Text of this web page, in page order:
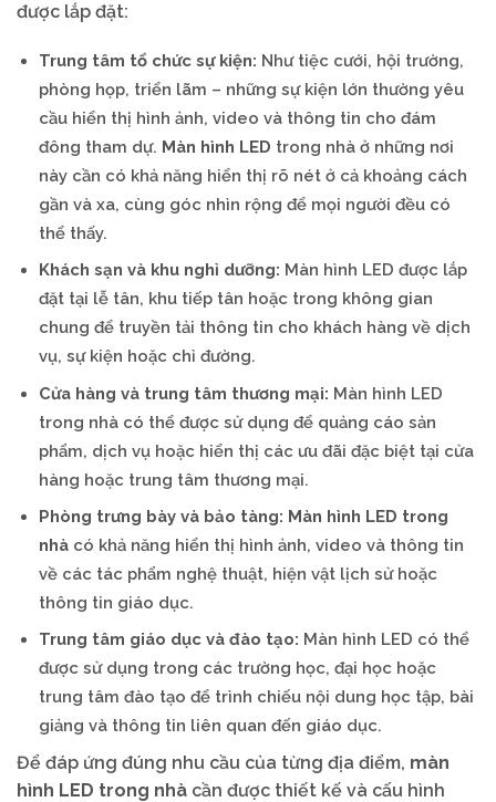
được lắp đặt:
Trung tâm tổ chức sự kiện: Như tiệc cưới, hội trường,
phòng họp, triển lãm – những sự kiện lớn thường yêu
cầu hiển thị hình ảnh, video và thông tin cho đám
đông tham dự. Màn hình LED trong nhà ở những nơi
này cần có khả năng hiển thị rõ nét ở cả khoảng cách
gần và xa, cùng góc nhìn rộng để mọi người đều có
thể thấy.
Khách sạn và khu nghỉ dưỡng: Màn hình LED được lắp
đặt tại lễ tân, khu tiếp tân hoặc trong không gian
chung để truyền tải thông tin cho khách hàng về dịch
vụ, sự kiện hoặc chỉ đường.
Cửa hàng và trung tâm thương mại: Màn hình LED
trong nhà có thể được sử dụng để quảng cáo sản
phẩm, dịch vụ hoặc hiển thị các ưu đãi đặc biệt tại cửa
hàng hoặc trung tâm thương mại.
Phòng trưng bày và bảo tàng: Màn hình LED trong
nhà có khả năng hiển thị hình ảnh, video và thông tin
về các tác phẩm nghệ thuật, hiện vật lịch sử hoặc
thông tin giáo dục.
Trung tâm giáo dục và đào tạo: Màn hình LED có thể
được sử dụng trong các trường học, đại học hoặc
trung tâm đào tạo để trình chiếu nội dung học tập, bài
giảng và thông tin liên quan đến giáo dục.
Để đáp ứng đúng nhu cầu của từng địa điểm, màn
hình LED trong nhà cần được thiết kế và cấu hình